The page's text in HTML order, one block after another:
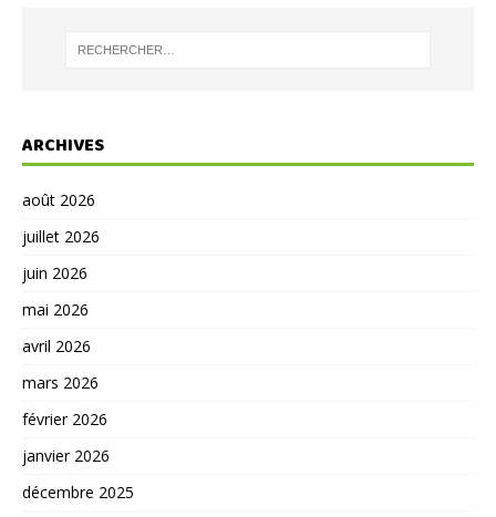
ARCHIVES
août 2026
juillet 2026
juin 2026
mai 2026
avril 2026
mars 2026
février 2026
janvier 2026
décembre 2025